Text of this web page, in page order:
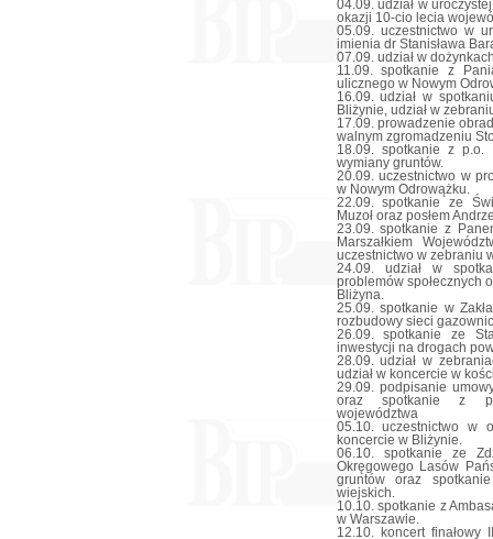
04.09. udział w
okazji 10-cio lecia
05.09. uczestnictwo w
imienia dr Stanisława
07.09. udział w
11.09. spotkanie z
ulicznego w Nowym
16.09. udział w
Bliżynie, udział w
17.09. prowadzenie
walnym zgromadzeniu
18.09. spotkanie z p.o.
wymiany gruntów.
20.09. uczestnictwo w
w Nowym Odrowążku.
22.09. spotkanie ze
Muzoł oraz posłem
23.09. spotkanie z
Marszałkiem
uczestnictwo w zebraniu
24.09. udział w
problemów społecznych
Bliżyna.
25.09. spotkanie w
rozbudowy sieci
26.09. spotkanie ze
inwestycji na drogach
28.09. udział w
udział w koncercie w
29.09. podpisanie
oraz spotkanie z
województwa
05.10. uczestnictwo w
koncercie w Bliżynie.
06.10. spotkanie ze
Okręgowego Lasów
gruntów oraz
wiejskich.
10.10. spotkanie z
w Warszawie.
12.10. koncert